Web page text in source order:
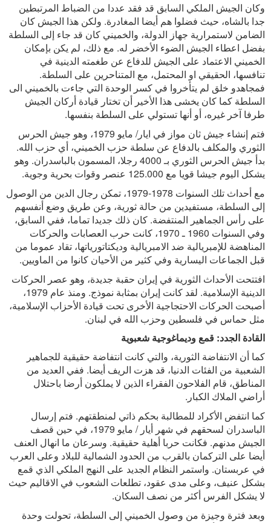
وكان الجيش الملكي السابق قد فقد عددا من الضباط المرتبطين
جدا بالشاه، حيث فضلوا هم أيضا المغادرة. ولكن هذا الجيش كان
الضامن لاستمرارية جهاز الدولة، والخميني كان قد جاء إلى السلطة
بفضل اعطاء الجيش الضوء الأخضر له. مع ذلك، لم يكن بإمكان
الخميني الاعتماد على الجيش للدفاع عن طغمته الدينية في
تنافسها، الحقيقي او المحتمل، مع المتناحرين على السلطة.
فمجاهدو خلق لم يتأخروا في كسر الوحدة التي جاءت بالخميني الى
السلطة كما كان يخشى هذا الأخير أن تختار قيادة أركان الجيش
طرفا آخر غيره، أو أنها تستولي على السلطة بنفسها.
فتم إنشاء جيش ثان مواز في ايار/ مايو 1979، وهو جيش الحرس
الثوري والمكلف بالدفاع عن سلطة حزب الخميني، أي حزب الله.
بدأ جيش الحرس الثوري بـ 4000 رجلا، المسمون بالباسدران. وهو
يشكل اليوم جيشا قويا مع 125.000 عنصر وقوات بحرية وجوية.
مع أحداث تلك السنوات 1978-1979، تمكن رجال الدين من الوصول
إلى السلطة، مستفيدين من حالة ثورية، وعن طريق وضع أنفسهم
على رأس الجماهير المنتفضة. كان ذلك جديدا تماما، ففي السابق،
وفي السنوات 1960 ـ 1970، كانت حرب العصابات والحركات
المناهضة للإمبريالية ضد الامبريالية وديكتاتورياتها، تقاد عموما من
قبل الجماعات اليسارية وفي كثير من الأحيان كانوا من الماويين.
افتتحت الأحداث الثورية في إيران حقبة جديدة، وهو عصر الحركات
الدينية الإسلامية. لقد كانت إيران بمثابة نموذج. ومنذ عام 1979،
أصبحت الحركات الاحتجاجية الأخرى تحت قيادة الأحزاب الإسلامية،
مثل حماس في فلسطين وحزب الله في لبنان.
القادة الجدد: قمع وديماغوجية شعبوية
كما أن الانتفاضة الثورية، والتي كانت انتفاضة حقيقية للجماهير
الشعبية من الفئات الدنيا، قد هزت الريف أيضا. ففي العديد من
المناطق، قام الفلاحون الفقراء الذين لا يملكون أرضا باحتلال
أراضي الملاك الكبار.
كما انتفض الأكراد للمطالبة بحكم ذاتي لمنطقتهم. فتم إرسال
الباسدران لسحقهم في شهر أيار / مايو 1979، في حين قصف
الجيش مدنهم. فكانت حربا أهلية حقيقية. وسرعان ما انهال العنف
أيضا على التركمان بالقرب من الحدود الشمالية للبلاد وعلى العرب
في عربستان. واستمر النظام الجديد على النهج الملكي الذي قمع
بشكل عنيف، وعلى مدى عقود، تطلعات الشعوب في الاقاليم حيث
لا يشكل الفرس أكثر من نصف السكان.
وبعد فترة وجيزة من وصول الخميني إلى السلطة، تحولت وحدة